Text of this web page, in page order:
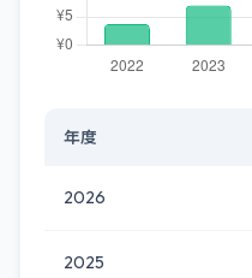
年度
2026
2025